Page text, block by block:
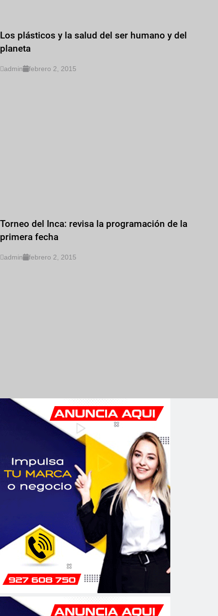
Los plásticos y la salud del ser humano y del
planeta
admin febrero 2, 2015
Torneo del Inca: revisa la programación de la
primera fecha
admin febrero 2, 2015